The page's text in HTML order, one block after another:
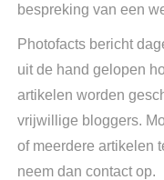
bespreking van een
Photofacts bericht
uit de hand gelopen
artikelen worden
vrijwillige bloggers.
of meerdere artikelen
neem dan contact op.